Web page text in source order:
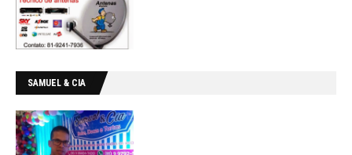
SAMUEL & CIA